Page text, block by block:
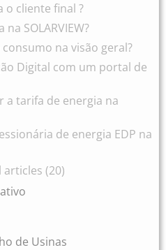
o cliente final ?
SOLARVIEW?
na visão geral?
Digital com um portal de
a tarifa de energia na
de energia EDP na
articles (20)
de Usinas